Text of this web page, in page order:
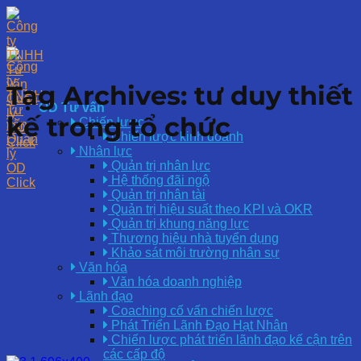
Skip
to
content
OD Tư vấn
Chiến lược
Chiến lược kinh doanh
Nhân lực
Quản trị nhân lực
Hệ thống đãi ngộ
Quản trị nhân tài
Quản trị hiệu suất theo KPI và OKR
Quản trị khung năng lực
Thương hiệu nhà tuyển dụng
Khảo sát môi trường nhân sự
Văn hóa
Văn hóa doanh nghiệp
Lãnh đạo
Coaching cố vấn chiến lược
Phát Triển Lãnh Đạo Hạt Nhân
Chiến lược phát triển lãnh đạo kế cận trên
các cấp độ
Tag Archives: tư duy thiết
kế trong tổ chức